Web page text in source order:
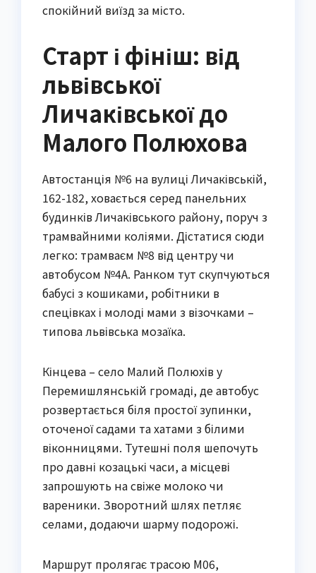
спокійний виїзд за місто.
Старт і фініш: від
львівської
Личаківської до
Малого Полюхова
Автостанція №6 на вулиці Личаківській,
162-182, ховається серед панельних
будинків Личаківського району, поруч з
трамвайними коліями. Дістатися сюди
легко: трамваєм №8 від центру чи
автобусом №4А. Ранком тут скупчуються
бабусі з кошиками, робітники в
спецівках і молоді мами з візочками –
типова львівська мозаїка.
Кінцева – село Малий Полюхів у
Перемишлянській громаді, де автобус
розвертається біля простої зупинки,
оточеної садами та хатами з білими
віконницями. Тутешні поля шепочуть
про давні козацькі часи, а місцеві
запрошують на свіже молоко чи
вареники. Зворотний шлях петляє
селами, додаючи шарму подорожі.
Маршрут пролягає трасою М06,